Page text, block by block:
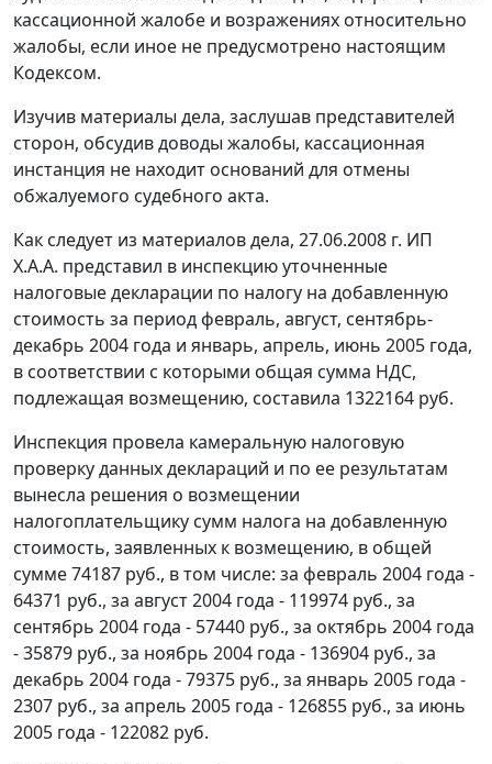
кассационной жалобе и возражениях относительно
жалобы, если иное не предусмотрено настоящим
Кодексом.
Изучив материалы дела, заслушав представителей
сторон, обсудив доводы жалобы, кассационная
инстанция не находит оснований для отмены
обжалуемого судебного акта.
Как следует из материалов дела, 27.06.2008 г. ИП
Х.А.А. представил в инспекцию уточненные
налоговые декларации по налогу на добавленную
стоимость за период февраль, август, сентябрь-
декабрь 2004 года и январь, апрель, июнь 2005 года,
в соответствии с которыми общая сумма НДС,
подлежащая возмещению, составила 1322164 руб.
Инспекция провела камеральную налоговую
проверку данных деклараций и по ее результатам
вынесла решения о возмещении
налогоплательщику сумм налога на добавленную
стоимость, заявленных к возмещению, в общей
сумме 74187 руб., в том числе: за февраль 2004 года -
64371 руб., за август 2004 года - 119974 руб., за
сентябрь 2004 года - 57440 руб., за октябрь 2004 года
- 35879 руб., за ноябрь 2004 года - 136904 руб., за
декабрь 2004 года - 79375 руб., за январь 2005 года -
2307 руб., за апрель 2005 года - 126855 руб., за июнь
2005 года - 122082 руб.